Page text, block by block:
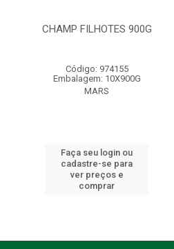
CHAMP FILHOTES 900G
Código: 974155
Embalagem: 10X900G
MARS
Faça seu login ou
cadastre-se para
ver preços e
comprar